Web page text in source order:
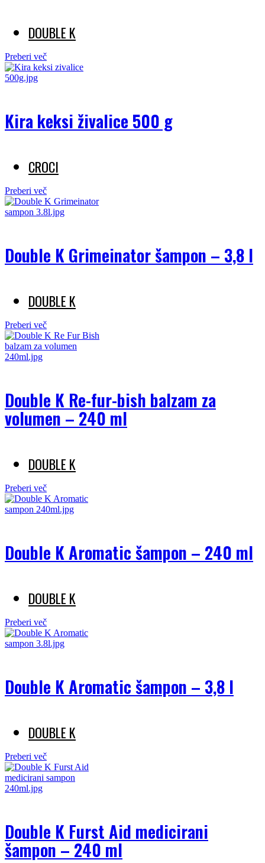
DOUBLE K
Preberi več
Kira keksi živalice 500 g
CROCI
Preberi več
Double K Grimeinator šampon – 3,8 l
DOUBLE K
Preberi več
Double K Re-fur-bish balzam za
volumen – 240 ml
DOUBLE K
Preberi več
Double K Aromatic šampon – 240 ml
DOUBLE K
Preberi več
Double K Aromatic šampon – 3,8 l
DOUBLE K
Preberi več
Double K Furst Aid medicirani
šampon – 240 ml